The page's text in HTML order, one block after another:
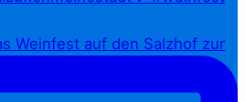
Weinfest auf den Salzhof zur